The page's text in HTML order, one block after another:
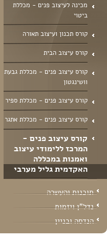
מכינה לעיצוב פנים - מכללת
ביטוי
קורס תכנון ועיצוב תאורה
קורס עיצוב הבית
קורס עיצוב פנים - מכללת גבעת
וושינגטון
קורס עיצוב פנים - מכללת ספיר
קורס עיצוב פנים - מכללת אתגר
קורס עיצוב פנים -
המרכז ללימודי עיצוב
ואמנות במכללה
האקדמית גליל מערבי
תוכנות והעשרה
נדל"ן ויזמות
הנדסה ובניין